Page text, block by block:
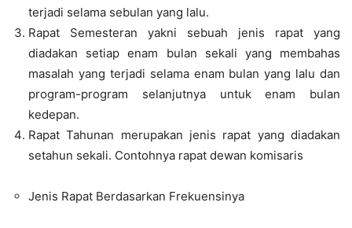
terjadi selama sebulan yang lalu.
Rapat Semesteran yakni sebuah jenis rapat yang
diadakan setiap enam bulan sekali yang membahas
masalah yang terjadi selama enam bulan yang lalu dan
program-program selanjutnya untuk enam bulan
kedepan.
Rapat Tahunan merupakan jenis rapat yang diadakan
setahun sekali. Contohnya rapat dewan komisaris
Jenis Rapat Berdasarkan Frekuensinya